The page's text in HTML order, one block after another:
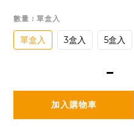
數量 : 單盒入
單盒入 3盒入 5盒入
加入購物車